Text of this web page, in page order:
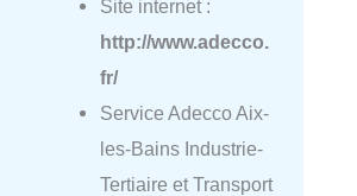
Site internet :
http://www.adecco.
fr/
Service Adecco Aix-
les-Bains Industrie-
Tertiaire et Transport